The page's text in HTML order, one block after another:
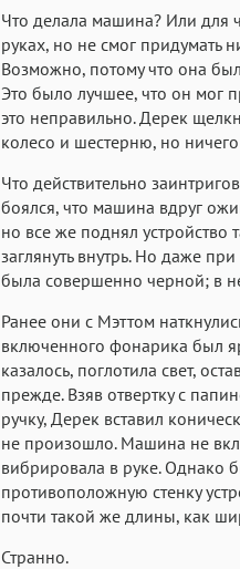
Что делала машина? Или для
руках, но не смог придумать
Возможно, потому что она
Это было лучшее, что он мог
это неправильно. Дерек
колесо и шестерню, но
Что действительно
боялся, что машина вдруг
но все же поднял устройство
заглянуть внутрь. Но даже
была совершенно черной; в
Ранее они с Мэттом
включенного фонарика был
казалось, поглотила свет,
прежде. Взяв отвертку с
ручку, Дерек вставил
не произошло. Машина не
вибрировала в руке. Однако
противоположную стенку
почти такой же длины, как
Странно.